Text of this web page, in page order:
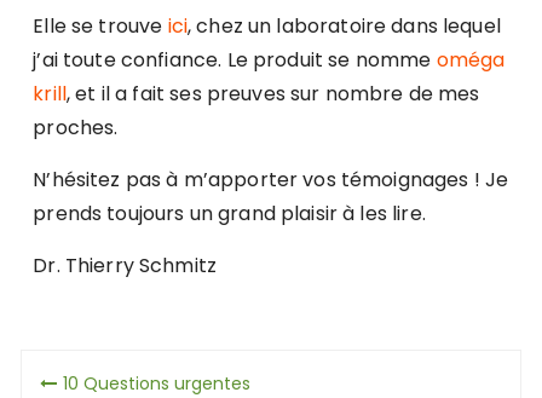
Elle se trouve ici, chez un laboratoire dans lequel
j’ai toute confiance. Le produit se nomme oméga
krill, et il a fait ses preuves sur nombre de mes
proches.
N’hésitez pas à m’apporter vos témoignages ! Je
prends toujours un grand plaisir à les lire.
Dr. Thierry Schmitz
Navigation
10 Questions urgentes